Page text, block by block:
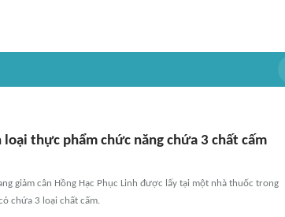
thực phẩm chức năng chứa 3 chất cấm
giảm cân Hồng Hạc Phục Linh được lấy tại một nhà thuốc trong
chứa 3 loại chất cấm.